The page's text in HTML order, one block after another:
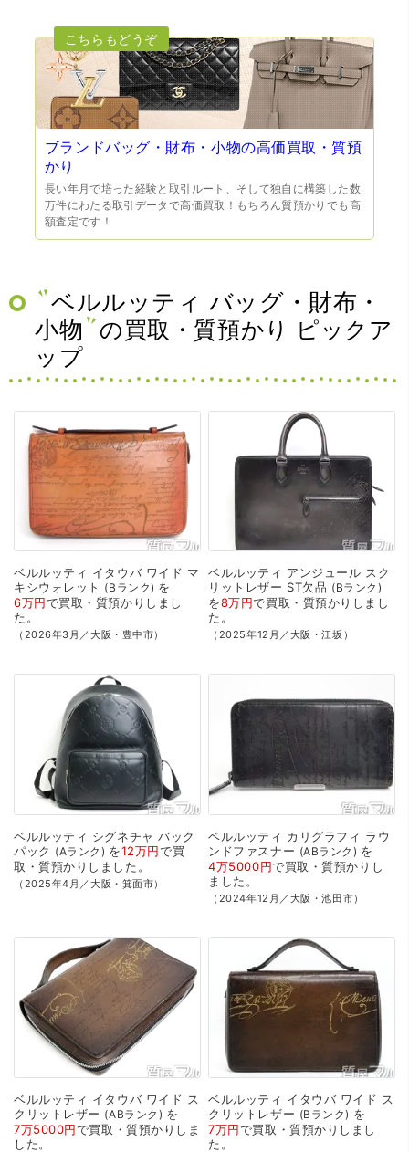
ブランドバッグ・財布・小物の高価買取・質預
かり
長い年月で培った経験と取引ルート、そして独自に構築した数
万件にわたる取引データで高価買取！もちろん質預かりでも高
額査定です！
ベルルッティ バッグ・財布・
小物
の買取・質預かり ピックア
ップ
ベルルッティ イタウバワイド マ
キシウォレット
Bランク を
6万円で買取・質預かり しまし
た。
（2026年3月／大阪・豊中市）
ベルルッティ アンジュール スク
リットレザー ST欠品 Bランク
を8万円で買取・質預かり しまし
た。
（2025年12月／大阪・江坂）
ベルルッティ シグネチャ バック
パック
Aランク を12万円で買
取・質預かり しました。
（2025年4月／大阪・箕面市）
ベルルッティ カリグラフィ ラウ
ンドファスナー
ABランク を
4万5000円で買取・質預かり し
ました。
（2024年12月／大阪・池田市）
ベルルッティ イタウバワイド ス
クリットレザー
ABランク
を
7万5000円で買取・質預かり しま
した。
ベルルッティ イタウバワイド ス
クリットレザー
Bランク
を
7万円で買取・質預かり しまし
た。